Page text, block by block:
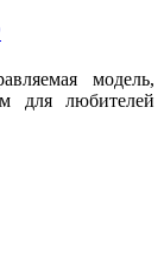
модель,
для любителей